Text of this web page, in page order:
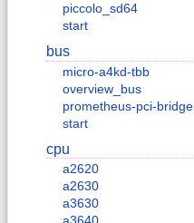
piccolo_sd64
start
bus
micro-a4kd-tbb
overview_bus
prometheus-pci-bridge
start
cpu
a2620
a2630
a3630